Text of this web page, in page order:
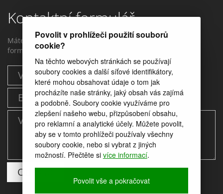
Povolit v prohlížeči použití souborů
cookie?
Na těchto webových stránkách se používají
soubory cookies a další síťové identifikátory,
které mohou obsahovat údaje o tom jak
procházíte naše stránky, jaký obsah vás zajímá
a podobně. Soubory cookie využíváme pro
zlepšení našeho webu, přizpůsobení obsahu,
pro reklamní a analytické účely. Můžete povolit,
aby se v tomto prohlížeči používaly všechny
soubory cookie, nebo si vybrat z jiných
možností. Přečtěte si více informací.
Povolit vše a pokračovat
Kontaktní formulář
Máte dotaz? Můžete nám napstat prostřednictvím tohoto
formuláře.